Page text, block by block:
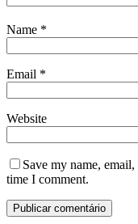
Name *
Email *
Website
Save my name,
time I comment.